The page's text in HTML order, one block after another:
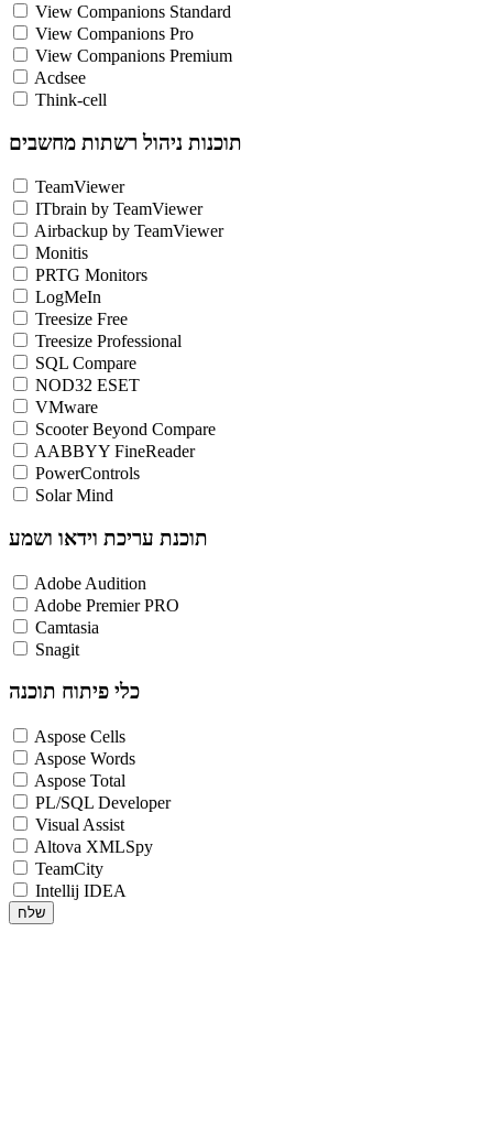
View Companions Standard
View Companions Pro
View Companions Premium
Acdsee
Think-cell
תוכנות ניהול רשתות מחשבים
TeamViewer
ITbrain by TeamViewer
Airbackup by TeamViewer
Monitis
PRTG Monitors
LogMeIn
Treesize Free
Treesize Professional
SQL Compare
NOD32 ESET
VMware
Scooter Beyond Compare
AABBYY FineReader
PowerControls
Solar Mind
תוכנת עריכת וידאו ושמע
Adobe Audition
Adobe Premier PRO
Camtasia
Snagit
כלי פיתוח תוכנה
Aspose Cells
Aspose Words
Aspose Total
PL/SQL Developer
Visual Assist
Altova XMLSpy
TeamCity
Intellij IDEA